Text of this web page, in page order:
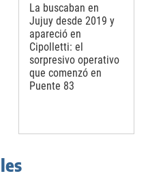
La buscaban en
Jujuy desde 2019 y
apareció en
Cipolletti: el
sorpresivo operativo
que comenzó en
Puente 83